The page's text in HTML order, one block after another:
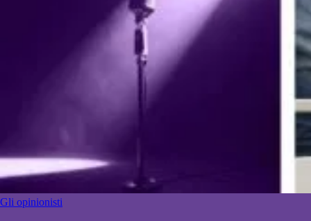
Gli opinionisti